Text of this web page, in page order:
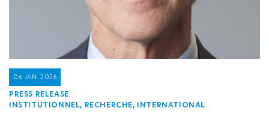
PRESS RELEASE
INSTITUTIONNEL, RECHERCHE, INTERNATIONAL
06 JAN. 2026